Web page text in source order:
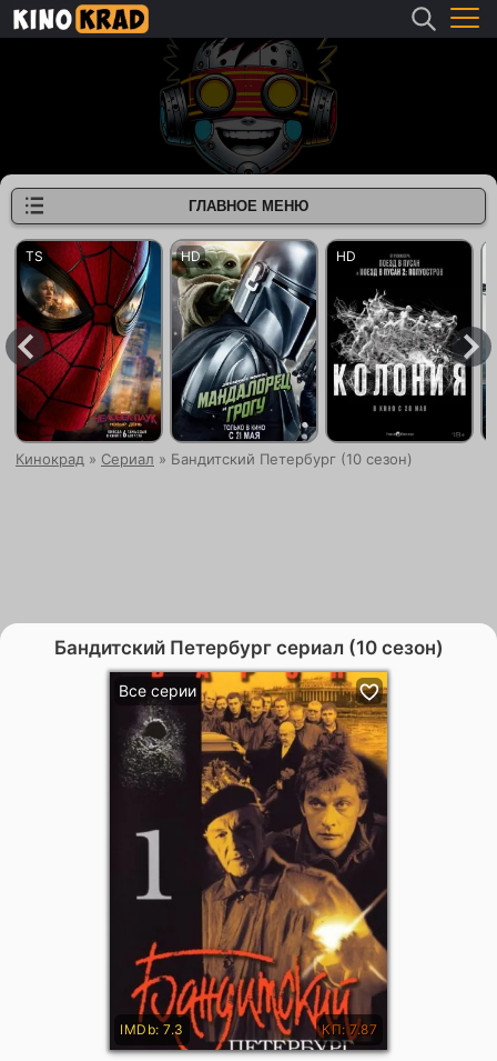
Кинокрад » Сериал » Бандитский Петербург (10 сезон)
Бандитский Петербург сериал (10 сезон)
IMDb: 7.3 КП: 7.87
Все серии
ГЛАВНОЕ МЕНЮ